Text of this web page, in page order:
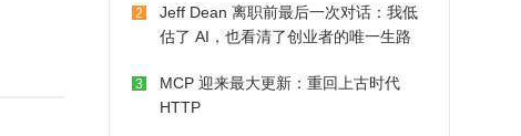
2
Jeff Dean 离职前最后一次对话：我低
估了 AI，也看清了创业者的唯一生路
3
MCP 迎来最大更新：重回上古时代
HTTP